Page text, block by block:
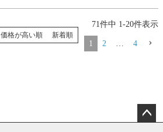
価格が高い順 新着順
71件中 1-20件表示
1 2 … 4